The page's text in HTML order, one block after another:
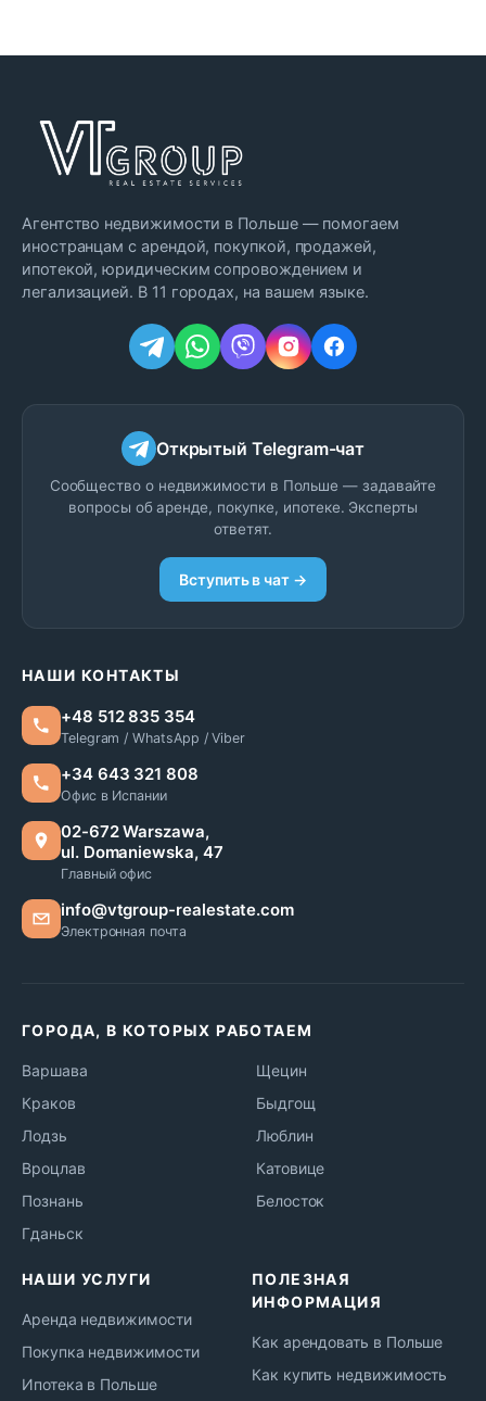
Агентство недвижимости в Польше — помогаем
иностранцам с арендой, покупкой, продажей,
ипотекой, юридическим сопровождением и
легализацией. В 11 городах, на вашем языке.
Открытый Telegram-чат
Сообщество о недвижимости в Польше — задавайте
вопросы об аренде, покупке, ипотеке. Эксперты
ответят.
Вступить в чат →
НАШИ КОНТАКТЫ
+48 512 835 354
Telegram / WhatsApp / Viber
+34 643 321 808
Офис в Испании
02-672 Warszawa,
ul. Domaniewska, 47
Главный офис
info@vtgroup-realestate.com
Электронная почта
ГОРОДА, В КОТОРЫХ РАБОТАЕМ
Варшава
Краков
Лодзь
Вроцлав
Познань
Гданьск
Щецин
Быдгощ
Люблин
Катовице
Белосток
НАШИ УСЛУГИ
Аренда недвижимости
Покупка недвижимости
Ипотека в Польше
ПОЛЕЗНАЯ
ИНФОРМАЦИЯ
Как арендовать в Польше
Как купить недвижимость